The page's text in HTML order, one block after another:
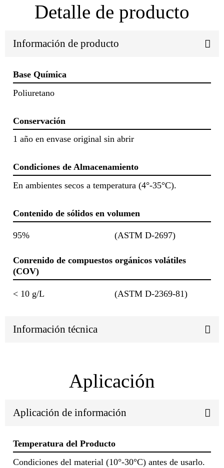
Detalle de producto
Información de producto
Base Química
Poliuretano
Conservación
1 año en envase original sin abrir
Condiciones de Almacenamiento
En ambientes secos a temperatura (4°-35°C).
Contenido de sólidos en volumen
95% (ASTM D-2697)
Conrenido de compuestos orgánicos volátiles
(COV)
< 10 g/L (ASTM D-2369-81)
Información técnica
Aplicación
Aplicación de información
Temperatura del Producto
Condiciones del material (10°-30°C) antes de usarlo.